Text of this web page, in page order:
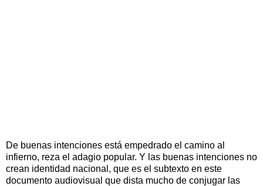
De buenas intenciones está empedrado el camino al
infierno, reza el adagio popular. Y las buenas intenciones no
crean identidad nacional, que es el subtexto en este
documento audiovisual que dista mucho de conjugar las